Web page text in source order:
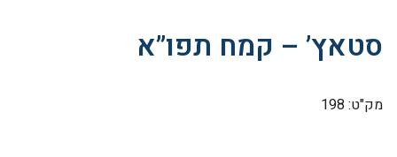
סטאץ’ – קמח תפו”א
מק"ט: 198